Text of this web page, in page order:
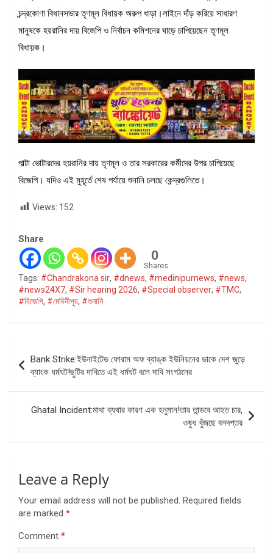
চন্দ্রকোণা বিধানসভার তৃণমূল বিধায়ক অরুপ ধাড়া।লাইনে দাঁড় করিয়ে সাধারণ
মানুষকে হয়রানির দায় বিজেপি ও নির্বাচন কমিশনের ঘাড়ে চাপিয়েছেন তৃণমূল
বিধায়ক।
পাল্টা ভোটারদের হয়রানির দায় তৃণমূল ও তার সরকারের কর্মীদের উপর চাপিয়েছে
বিজেপি। যদিও এই মুহূর্তে শেষ পর্যায়ে শুনানি চলছে কেন্দ্রগুলিতে।
Views: 152
Share
0
Shares
Tags: #Chandrakona sir, #dnews, #medinipurnews, #news,
#news24X7, #Sir hearing 2026, #Special observer, #TMC,
#বিজেপি, #মেদিনীপুর, #শুনানি
Post
navigation
Bank Strike:ইউনাইটেড ফোরাম অফ ব্যাঙ্ক ইউনিয়নের ডাকে দেশ জুড়ে
ব্যাংক ধর্মঘট!ছুটির দাবিতে এই ধর্মঘট বলে দাবি সংগঠনের
Ghatal Incident:মাথা ব্যথার কারণ এক হনুমান!তার তান্ডবে আহত চার,
ওষুধ খুঁজছে বনদপ্তর
Leave a Reply
Your email address will not be published. Required fields
are marked *
Comment *